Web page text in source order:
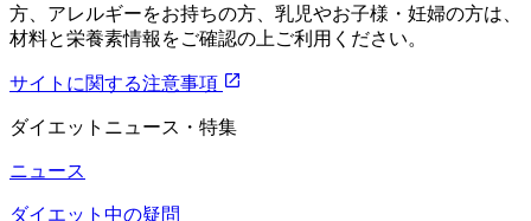
方、アレルギーをお持ちの方、乳児やお子様・妊婦の方は、
材料と栄養素情報をご確認の上ご利用ください。
サイトに関する注意事項
ダイエットニュース・特集
ニュース
ダイエット中の疑問